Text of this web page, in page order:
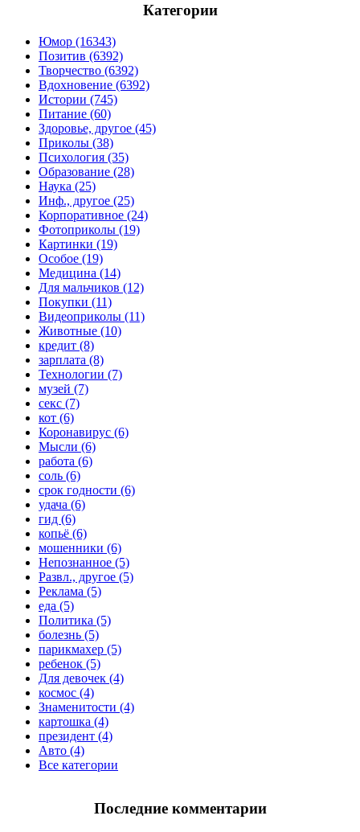
Категории
Юмор (16343)
Позитив (6392)
Творчество (6392)
Вдохновение (6392)
Истории (745)
Питание (60)
Здоровье, другое (45)
Приколы (38)
Психология (35)
Образование (28)
Наука (25)
Инф., другое (25)
Корпоративное (24)
Фотоприколы (19)
Картинки (19)
Особое (19)
Медицина (14)
Для мальчиков (12)
Покупки (11)
Видеоприколы (11)
Животные (10)
кредит (8)
зарплата (8)
Технологии (7)
музей (7)
секс (7)
кот (6)
Коронавирус (6)
Мысли (6)
работа (6)
соль (6)
срок годности (6)
удача (6)
гид (6)
копьё (6)
мошенники (6)
Непознанное (5)
Развл., другое (5)
Реклама (5)
еда (5)
Политика (5)
болезнь (5)
парикмахер (5)
ребенок (5)
Для девочек (4)
космос (4)
Знаменитости (4)
картошка (4)
президент (4)
Авто (4)
Все категории
Последние комментарии